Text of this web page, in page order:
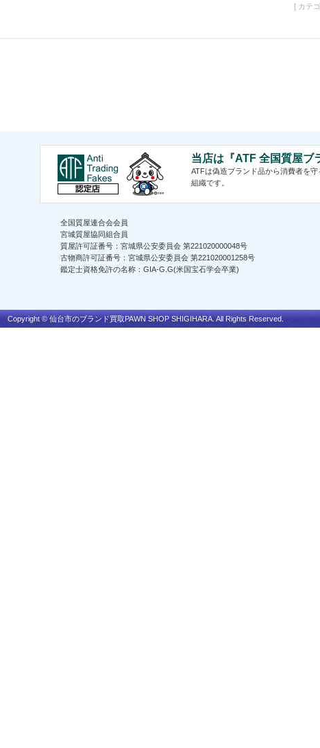
[ カテ
当店は『ATF 全国質屋ブ
ATFは偽造ブランド品から消費者を
組織です。
全国質屋連合会会員
宮城質屋協同組合員
質屋許可証番号：宮城県公安委員会 第221020000048号
古物商許可証番号：宮城県公安委員会 第221020001258号
鑑定士資格免許の名称：GIA-G.G(米国宝石学会卒業)
Copyright © 仙台市のブランド買取PAWN SHOP SHIGIHARA. All Rights Reserved.